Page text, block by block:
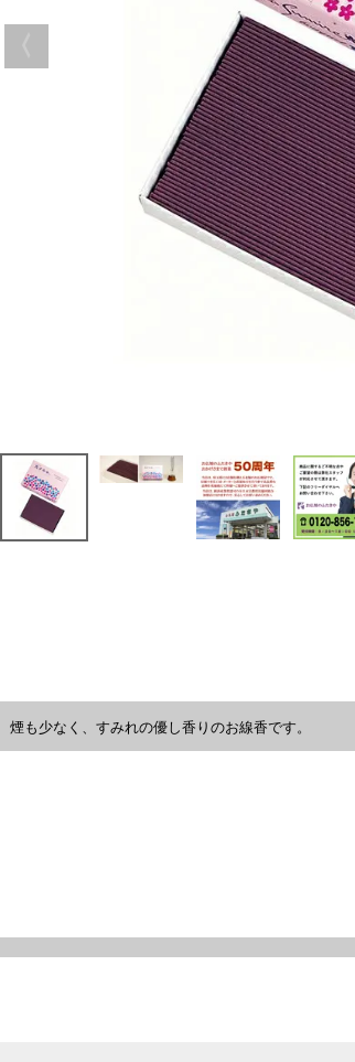
煙も少なく、すみれの優し香りのお線香です。